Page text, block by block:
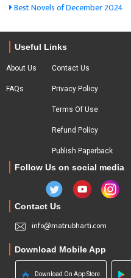
Best Novels of December 2024
Useful Links
About Us
FAQs
Contact Us
Privacy Policy
Terms Of Use
Refund Policy
Publish Paperback
Follow Us on social media
Contact Us
info@matrubharti.com
Download Mobile App
Download On App Store